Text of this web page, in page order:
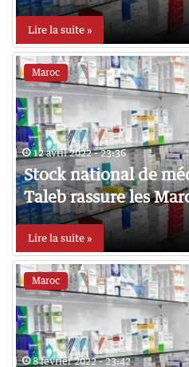
Lire la suite »
Maroc
12 avril 2022 - 23:36
Stock national de
Taleb rassure les
Lire la suite »
Maroc
8 février 2022 - 23:42